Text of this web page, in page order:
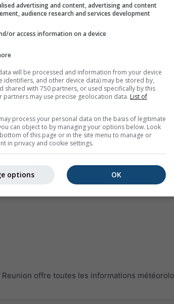
offre toutes les informations
advertising and content, advertising and content
audience research and services development
or access information on a device
will be processed and information from your device
identifiers, and other device data) may be stored by,
shared with 750 partners, or used specifically by this
partners may use precise geolocation data. List of
process your personal data on the basis of legitimate
can object to by managing your options below. Look
of this page or in the site menu to manage or
in privacy and cookie settings.
OK
options